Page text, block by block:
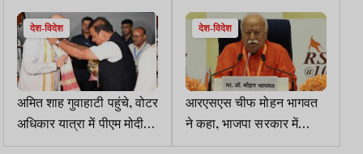
देश-विदेश
अमित शाह गुवाहाटी पहुंचे, वोटर
अधिकार यात्रा में पीएम मोदी
को गाली दिये जाने की निंदा की
देश-विदेश
आरएसएस चीफ मोहन भागवत
ने कहा, भाजपा सरकार में
आरएसएस का दखल नहीं, मैं